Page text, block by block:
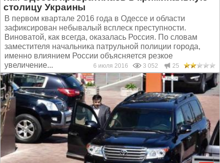
столицу Украины
В первом квартале 2016 года в Одессе и области
зафиксирован небывалый всплеск преступности.
Виноватой, как всегда, оказалась Россия. По словам
заместителя начальника патрульной полиции города,
именно влиянием России объясняется резкое
увеличение...
6 июля 2016 3 052 25